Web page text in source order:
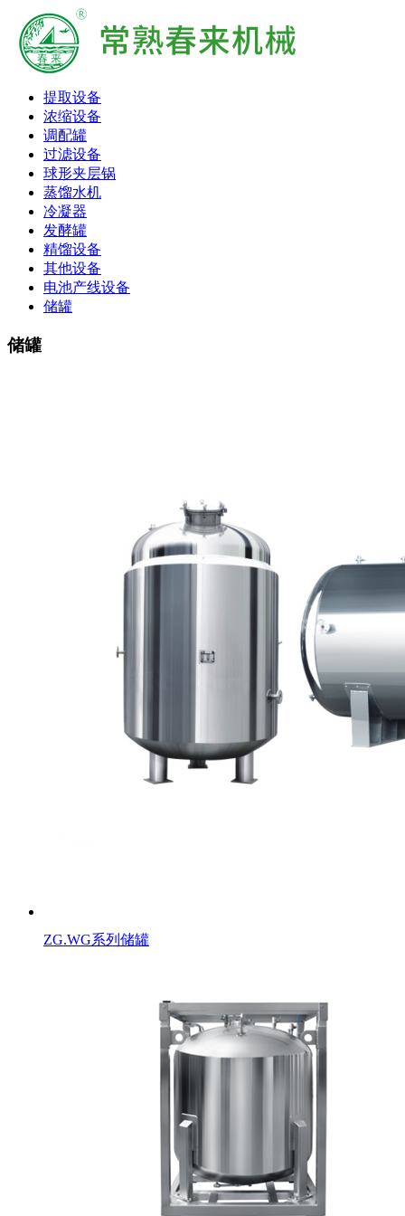
提取设备
浓缩设备
调配罐
过滤设备
球形夹层锅
蒸馏水机
冷凝器
发酵罐
精馏设备
其他设备
电池产线设备
储罐
储罐
ZG.WG系列储罐